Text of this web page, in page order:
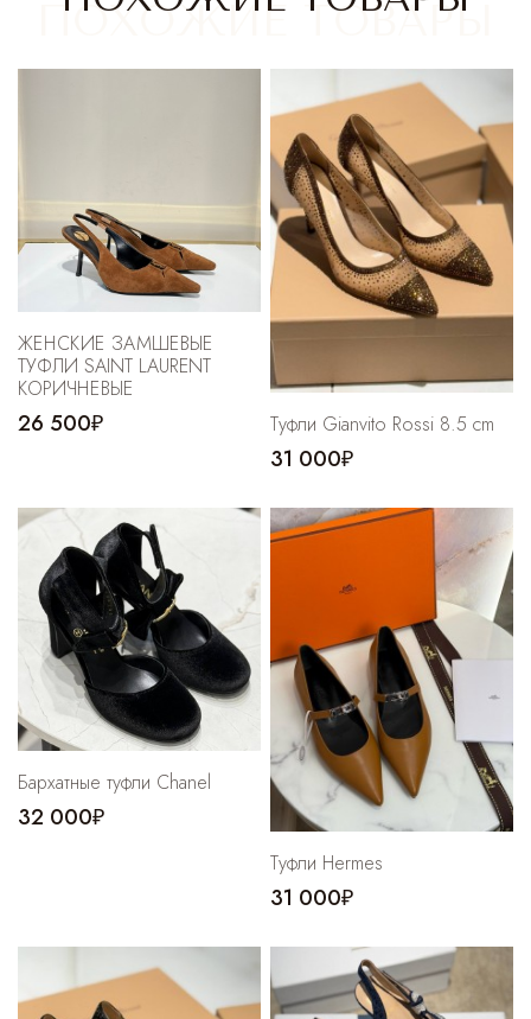
ЖЕНСКИЕ ЗАМШЕВЫЕ
ТУФЛИ SAINT LAURENT
КОРИЧНЕВЫЕ
26 500₽ Туфли Gianvito Rossi 8.5 cm
31 000₽
Бархатные туфли Chanel
32 000₽
Туфли Hermes
31 000₽
Cпортивные брюки
Комбинезоны